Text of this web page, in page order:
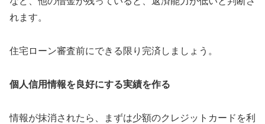
れます。
住宅ローン審査前にできる限り完済しましょう。
個人信用情報を良好にする実績を作る
情報が抹消されたら、まずは少額のクレジットカードを利